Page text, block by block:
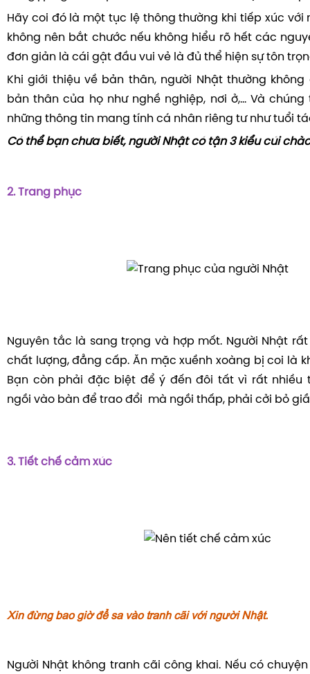
Hãy coi đó là một tục lệ thông thường khi tiếp xúc với
không nên bắt chước nếu không hiểu rõ hết các
đơn giản là cái gật đầu vui vẻ là đủ thể hiện sự tôn
Khi giới thiệu về bản thân, người Nhật thường
bản thân của họ như nghề nghiệp, nơi ở,… Và
những thông tin mang tính cá nhân riêng tư như tuổi
Có thể bạn chưa biết, người Nhật có tận 3 kiểu cúi
2. Trang phục
Nguyên tắc là sang trọng và hợp mốt. Người Nhật
chất lượng, đẳng cấp. Ăn mặc xuềnh xoàng bị coi là
Bạn còn phải đặc biệt để ý đến đôi tất vì rất nhiều
ngồi vào bàn để trao đổi mà ngồi thấp, phải cởi bỏ
3. Tiết chế cảm xúc
Xin đừng bao giờ để sa vào tranh cãi với người Nhật.
Người Nhật không tranh cãi công khai. Nếu có